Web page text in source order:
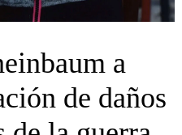
a
de daños